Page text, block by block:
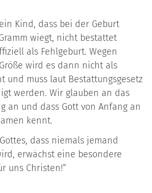
Kind, dass bei der Geburt
wiegt, nicht bestattet
als Fehlgeburt. Wegen
wird es dann nicht als
und muss laut Bestattungsgesetz
werden. Wir glauben an das
an und dass Gott von Anfang an
kennt.
dass niemals jemand
erwächst eine besondere
uns Christen!“